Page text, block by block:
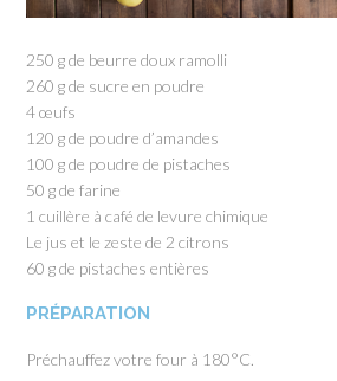
250 g de beurre doux ramolli
260 g de sucre en poudre
4 œufs
120 g de poudre d’amandes
100 g de poudre de pistaches
50 g de farine
1 cuillère à café de levure chimique
Le jus et le zeste de 2 citrons
60 g de pistaches entières
PRÉPARATION
Préchauffez votre four à 180°C.